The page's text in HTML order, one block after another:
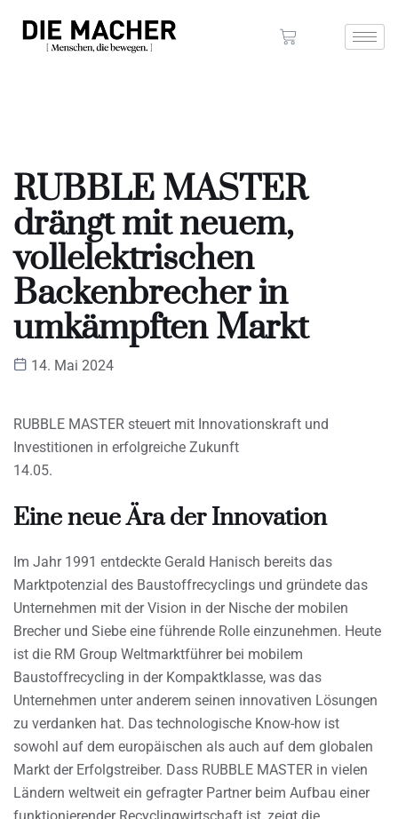
RUBBLE MASTER
drängt mit neuem,
vollelektrischen
Backenbrecher in
umkämpften Markt
14. Mai 2024
RUBBLE MASTER steuert mit Innovationskraft und
Investitionen in erfolgreiche Zukunft
14.05.
Eine neue Ära der Innovation
Im Jahr 1991 entdeckte Gerald Hanisch bereits das
Marktpotenzial des Baustoffrecyclings und gründete das
Unternehmen mit der Vision in der Nische der mobilen
Brecher und Siebe eine führende Rolle einzunehmen. Heute
ist die RM Group Weltmarktführer bei mobilem
Baustoffrecycling in der Kompaktklasse, was das
Unternehmen unter anderem seinen innovativen Lösungen
zu verdanken hat. Das technologische Know-how ist
sowohl auf dem europäischen als auch auf dem globalen
Markt der Erfolgstreiber. Dass RUBBLE MASTER in vielen
Ländern weltweit ein gefragter Partner beim Aufbau einer